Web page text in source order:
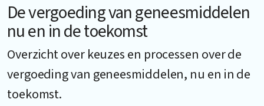
De vergoeding van geneesmiddelen
nu en in de toekomst
Overzicht over keuzes en processen over de
vergoeding van geneesmiddelen, nu en in de
toekomst.